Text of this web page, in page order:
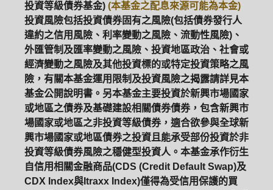
投資等級債券基金) (本基金之配息來源可能為本金)
投資風險包括投資債券固有之風險(包括債券發行人
違約之信用風險、利率變動之風險、流動性風險)、
外匯管制及匯率變動之風險、投資地區政治、社會或
經濟變動之風險及其他投資標的或特定投資策略之風
險，有關本基金運用限制及投資風險之揭露請詳見本
基金公開說明書。另本基金主要投資於新興市場國家
或地區之債券及基礎建設相關債券債券，包含新興市
場國家或地區之非投資等級債券，適合欲參與全球新
興市場國家或地區債券之投資且能承受部份投資於非
投資等級債券風險之穩健型投資人。本基金承作衍生
自信用相關金融商品(CDS (Credit Default Swap)及
CDX Index與Itraxx Index)僅得為受信用保護的買